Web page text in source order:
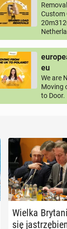
Custom
eu
We are
Moving
to Door.
Wielka
się